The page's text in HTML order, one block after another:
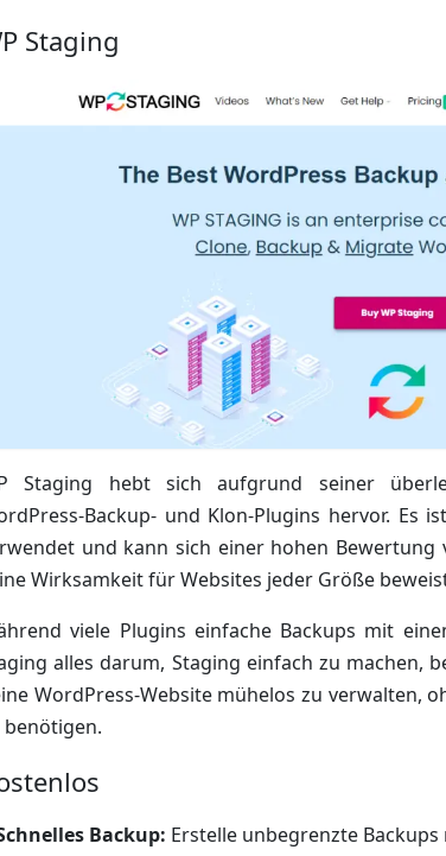
Staging
Staging hebt sich aufgrund seiner
Backup- und Klon-Plugins hervor. Es
und kann sich einer hohen
Wirksamkeit für Websites jeder Größe
viele Plugins einfache Backups mit
alles darum, Staging einfach zu machen,
WordPress-Website mühelos zu verwalten,
benötigen.
Backup: Erstelle unbegrenzte Backups